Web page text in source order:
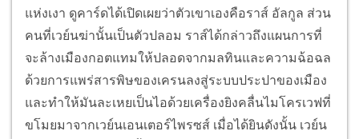
แห่งเงา ดูคาร์ดได้เปิดเผยว่าตัวเขาเองคือราส์ อัลกูล ส่วน
คนที่เวย์นฆ่านั้นเป็นตัวปลอม ราส์ได้กล่าวถึงแผนการที่
จะล้างเมืองกอตแทมให้ปลอดจากมลทินและความฉ้อฉล
ด้วยการแพร่สารพิษของเครนลงสู่ระบบประปาของเมือง
และทำให้มันละเหยเป็นไอด้วยเครื่องยิงคลื่นไมโครเวฟที่
ขโมยมาจากเวย์นเอนเตอร์ไพรซส์ เมื่อได้ยินดังนั้น เวย์น